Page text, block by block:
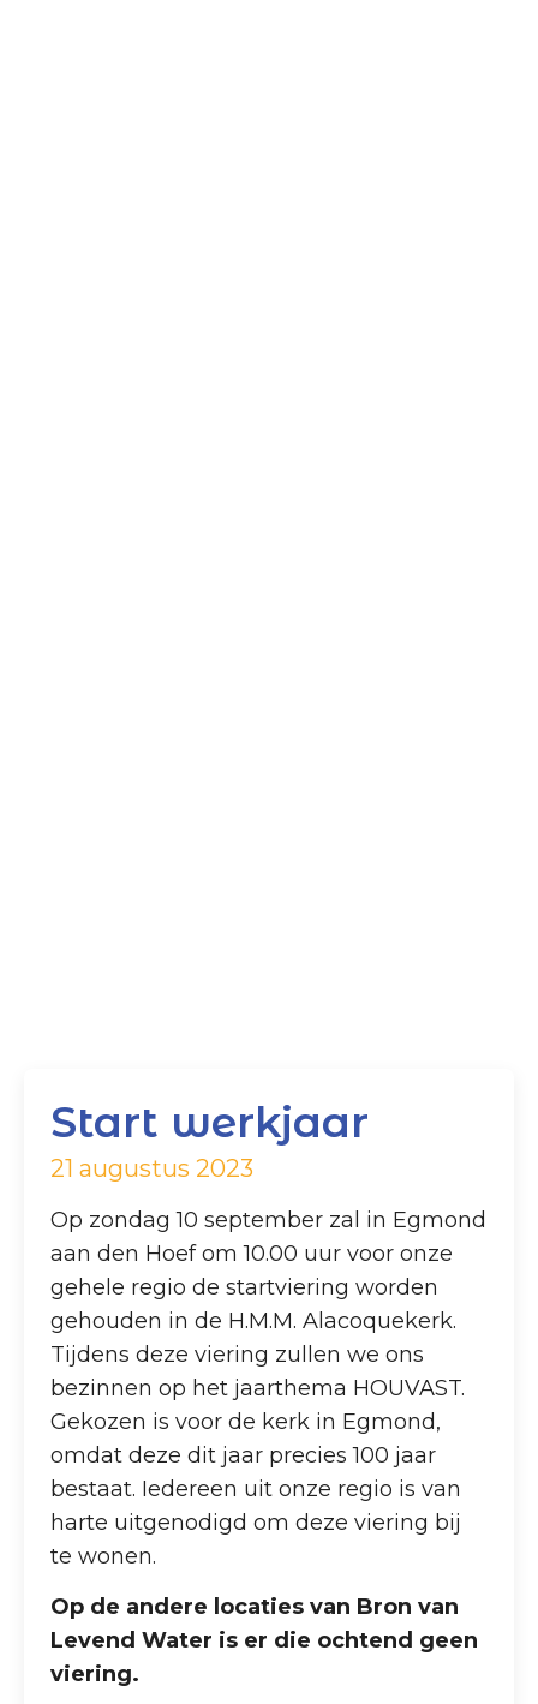
Start werkjaar
21 augustus 2023
Op zondag 10 september zal in Egmond
aan den Hoef om 10.00 uur voor onze
gehele regio de startviering worden
gehouden in de H.M.M. Alacoquekerk.
Tijdens deze viering zullen we ons
bezinnen op het jaarthema HOUVAST.
Gekozen is voor de kerk in Egmond,
omdat deze dit jaar precies 100 jaar
bestaat. Iedereen uit onze regio is van
harte uitgenodigd om deze viering bij
te wonen.
Op de andere locaties van Bron van
Levend Water is er die ochtend geen
viering.